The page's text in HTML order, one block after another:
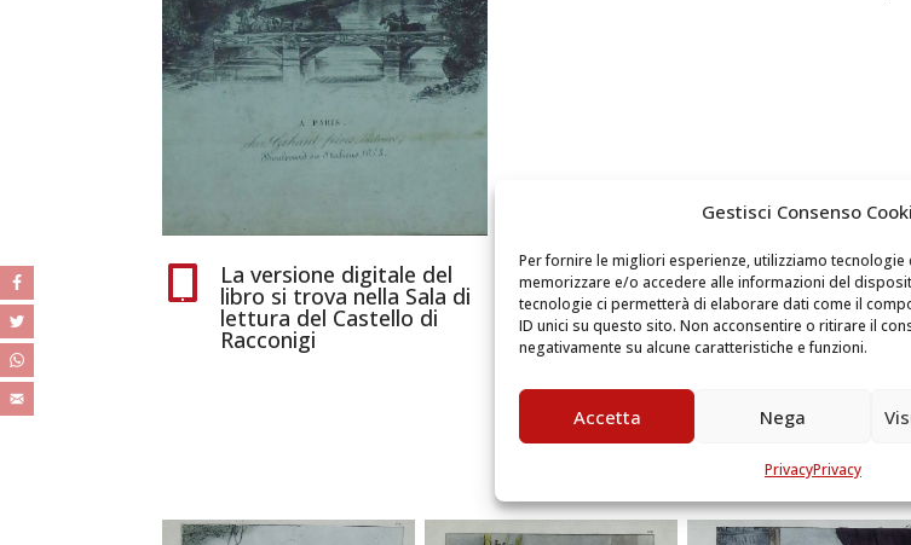
Gestisci Consenso
Per fornire le migliori esperienze, utilizziamo tecnologie
memorizzare e/o accedere alle informazioni del
tecnologie ci permetterà di elaborare dati come il
ID unici su questo sito. Non acconsentire o ritirare il
negativamente su alcune caratteristiche e funzioni.
Accetta Nega
PrivacyPrivacy
La versione digitale del
libro si trova nella Sala di
lettura del Castello di
Racconigi